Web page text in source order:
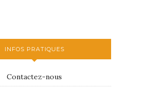
INFOS PRATIQUES
Contactez-nous